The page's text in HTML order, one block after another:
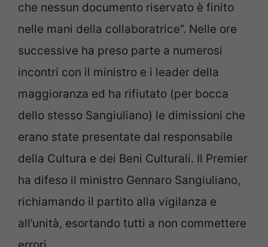
che nessun documento riservato è finito
nelle mani della collaboratrice”. Nelle ore
successive ha preso parte a numerosi
incontri con il ministro e i leader della
maggioranza ed ha rifiutato (per bocca
dello stesso Sangiuliano) le dimissioni che
erano state presentate dal responsabile
della Cultura e dei Beni Culturali. Il Premier
ha difeso il ministro Gennaro Sangiuliano,
richiamando il partito alla vigilanza e
all’unità, esortando tutti a non commettere